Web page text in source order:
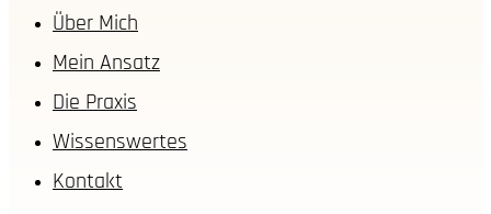
Über Mich
Mein Ansatz
Die Praxis
Wissenswertes
Kontakt